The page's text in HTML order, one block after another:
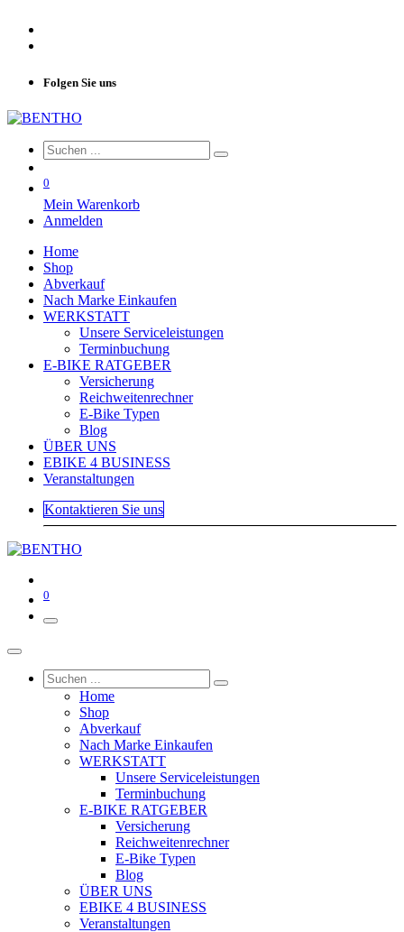
Folgen Sie uns
0
Mein Warenkorb
Anmelden
Home
Shop
Abverkauf
Nach Marke Einkaufen
WERKSTATT
Unsere Serviceleistungen
Terminbuchung
E-BIKE RATGEBER
Versicherung
Reichweitenrechner
E-Bike Typen
Blog
ÜBER UNS
EBIKE 4 BUSINESS
Veranstaltungen
Kontaktieren Sie uns
0
Home
Shop
Abverkauf
Nach Marke Einkaufen
WERKSTATT
Unsere Serviceleistungen
Terminbuchung
E-BIKE RATGEBER
Versicherung
Reichweitenrechner
E-Bike Typen
Blog
ÜBER UNS
EBIKE 4 BUSINESS
Veranstaltungen